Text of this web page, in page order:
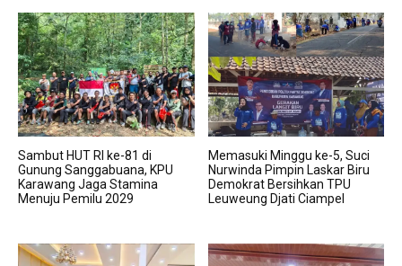
Sambut HUT RI ke-81 di
Gunung Sanggabuana, KPU
Karawang Jaga Stamina
Menuju Pemilu 2029
Memasuki Minggu ke-5, Suci
Nurwinda Pimpin Laskar Biru
Demokrat Bersihkan TPU
Leuweung Djati Ciampel